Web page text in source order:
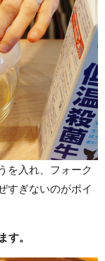
を入れ、フォーク
すぎないのがポイ
す。